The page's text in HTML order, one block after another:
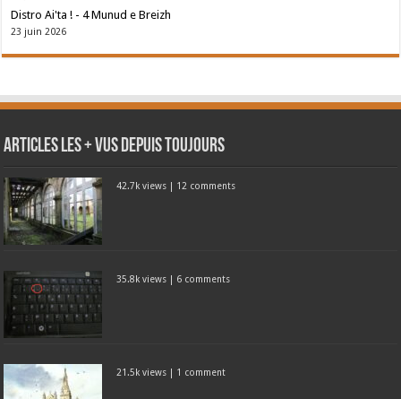
Distro Ai'ta ! - 4 Munud e Breizh
23 juin 2026
Articles les + vus depuis toujours
42.7k views | 12 comments
35.8k views | 6 comments
21.5k views | 1 comment